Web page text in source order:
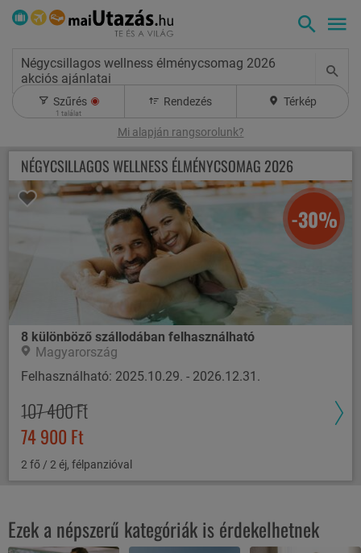
Négycsillagos wellness élménycsomag 2026
akciós ajánlatai
Szűrés
1 találat
Rendezés Térkép
Mi alapján rangsorolunk?
NÉGYCSILLAGOS WELLNESS ÉLMÉNYCSOMAG 2026
-30%
8 különböző szállodában felhasználható
Magyarország
Felhasználható: 2025.10.29. - 2026.12.31.
107 400 Ft
74 900 Ft
2 fő / 2 éj, félpanzióval
Ezek a népszerű kategóriák is érdekelhetnek